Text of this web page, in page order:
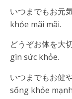
いつまでもお元
khỏe mãi mãi.
どうぞお体を大
gìn sức khỏe.
いつまでもお健
sống khỏe